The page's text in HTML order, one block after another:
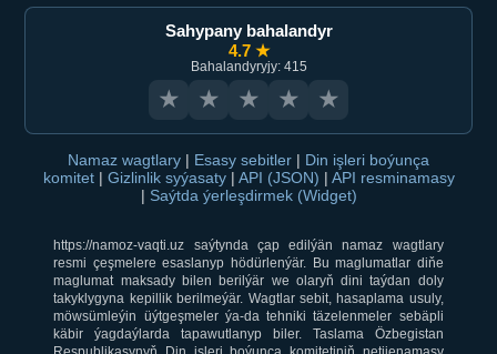
Sahypany bahalandyr
4.7 ★
Bahalandyryjy: 415
★ ★ ★ ★ ★
Namaz wagtlary | Esasy sebitler | Din işleri boýunça
komitet | Gizlinlik syýasaty | API (JSON) | API resminamasy
| Saýtda ýerleşdirmek (Widget)
https://namoz-vaqti.uz saýtynda çap edilýän namaz wagtlary
resmi çeşmelere esaslanyp hödürlenýär. Bu maglumatlar diňe
maglumat maksady bilen berilýär we olaryň dini taýdan doly
takyklygyna kepillik berilmeýär. Wagtlar sebit, hasaplama usuly,
möwsümleýin üýtgeşmeler ýa-da tehniki täzelenmeler sebäpli
käbir ýagdaýlarda tapawutlanyp biler. Taslama Özbegistan